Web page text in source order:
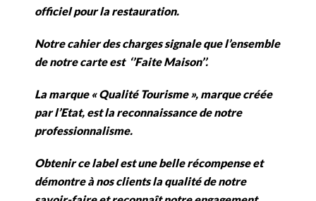
officiel pour la restauration.
Notre cahier des charges signale que l’ensemble
de notre carte est ‘’Faite Maison’’.
La marque « Qualité Tourisme », marque créée
par l’Etat, est la reconnaissance de notre
professionnalisme.
Obtenir ce label est une belle récompense et
démontre à nos clients la qualité de notre